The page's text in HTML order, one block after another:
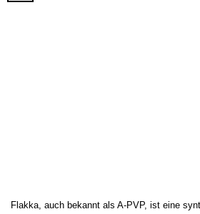
Flakka, auch bekannt als A-PVP, ist eine